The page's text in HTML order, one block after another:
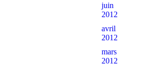
juin
2012
avril
2012
mars
2012